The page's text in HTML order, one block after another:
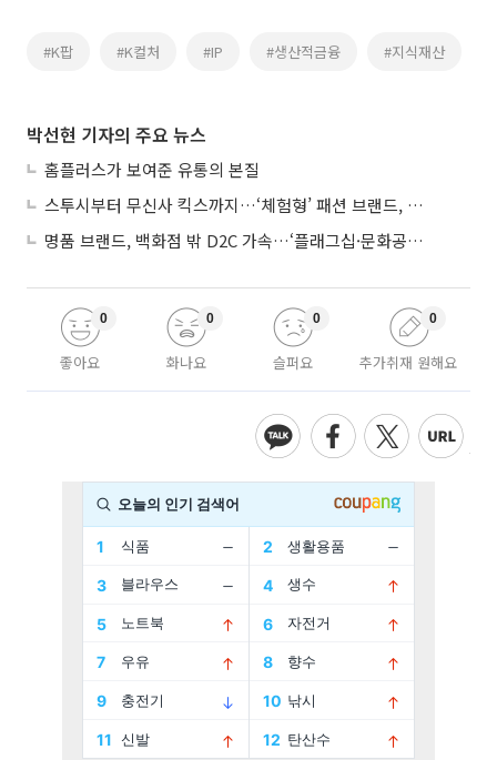
#K팝 #K컬처 #IP #생산적금융 #지식재산
박선현 기자의 주요 뉴스
홈플러스가 보여준 유통의 본질
스투시부터 무신사 킥스까지…‘체험형’ 패션 브랜드, 잇단 제주행
명품 브랜드, 백화점 밖 D2C 가속…‘플래그십·문화공간’ 전략 눈길
좋아요
0
화나요
0
슬퍼요
0
추가취재 원해요
0